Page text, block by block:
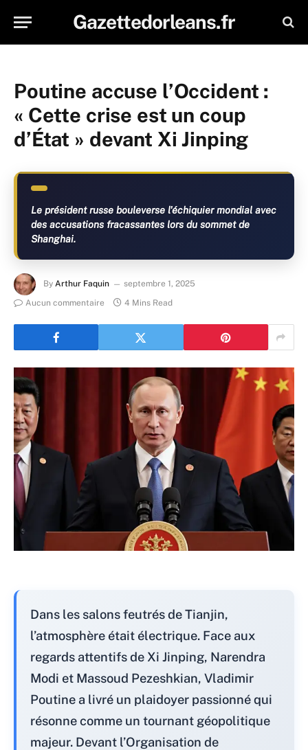
Gazettedorleans.fr
Poutine accuse l’Occident :
« Cette crise est un coup
d’État » devant Xi Jinping
Le président russe bouleverse l'échiquier mondial avec
des accusations fracassantes lors du sommet de
Shanghai.
By Arthur Faquin
septembre 1, 2025
Aucun commentaire
4 Mins Read
Dans les salons feutrés de Tianjin,
l’atmosphère était électrique. Face aux
regards attentifs de Xi Jinping, Narendra
Modi et Massoud Pezeshkian, Vladimir
Poutine a livré un plaidoyer passionné qui
résonne comme un tournant géopolitique
majeur. Devant l’Organisation de